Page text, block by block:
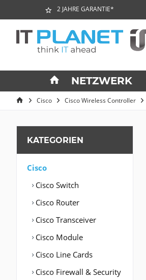
2 JAHRE GARANTIE*
NETZWERK
Cisco Cisco Wireless Controller
KATEGORIEN
Cisco
Cisco Switch
Cisco Router
Cisco Transceiver
Cisco Module
Cisco Line Cards
Cisco Firewall & Security